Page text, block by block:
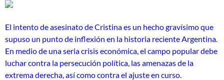
El intento de asesinato de Cristina es un hecho gravísimo que
supuso un punto de inflexión en la historia reciente Argentina.
En medio de una seria crisis económica, el campo popular debe
luchar contra la persecución política, las amenazas de la
extrema derecha, así como contra el ajuste en curso.